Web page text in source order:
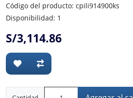
Código del producto: cpili914900ks
Disponibilidad: 1
S/3,114.86